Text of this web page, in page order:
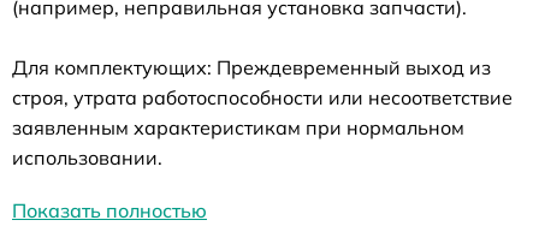
(например, неправильная установка запчасти).
Для комплектующих: Преждевременный выход из
строя, утрата работоспособности или несоответствие
заявленным характеристикам при нормальном
использовании.
Показать полностью